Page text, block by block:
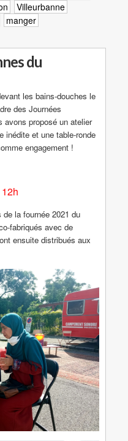
Villeurbanne
manger
du
les bains-douches le
des Journées
avons proposé un atelier
inédite et une table-ronde
engagement !
la fournée 2021 du
fabriqués avec de
ensuite distribués aux